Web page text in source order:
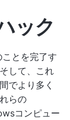
ック
とを完了す
して、これ
でより多く
らの
コンピュー